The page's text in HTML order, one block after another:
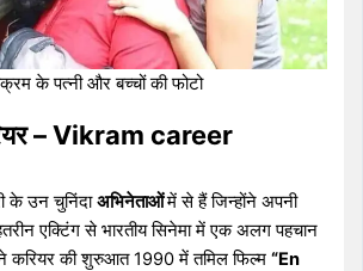
के पत्नी और बच्चों की फोटो
– Vikram career
के उन चुनिंदाअभिनेताओंमें से हैं जिन्होंने अपनी
एक्टिंग से भारतीय सिनेमा में एक अलग पहचान
करियर की शुरुआत 1990 में तमिल फिल्म“En